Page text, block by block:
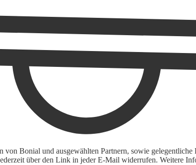
von Bonial und ausgewählten Partnern, sowie
über den Link in jeder E-Mail widerrufen. Weitere